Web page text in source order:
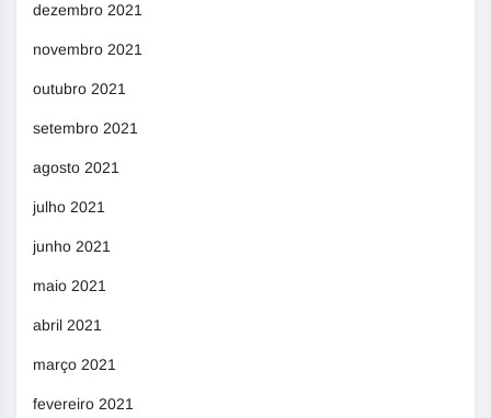
dezembro 2021
novembro 2021
outubro 2021
setembro 2021
agosto 2021
julho 2021
junho 2021
maio 2021
abril 2021
março 2021
fevereiro 2021